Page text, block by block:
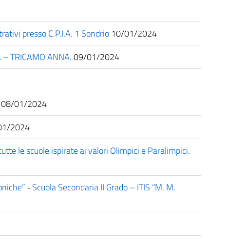
presso C.P.I.A. 1 Sondrio 10/01/2024
– TRICAMO ANNA.09/01/2024
08/01/2024
2024
le scuole ispirate ai valori Olimpici e Paralimpici.
‐ Scuola Secondaria II Grado – ITIS “M. M.